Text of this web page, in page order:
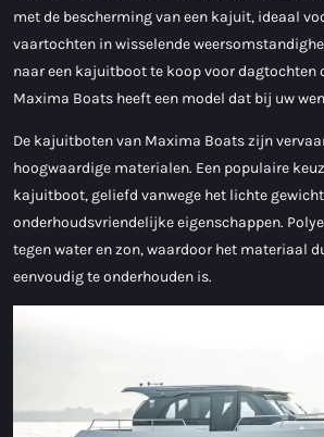
met de bescherming van een kajuit, ideaal
vaartochten in wisselende
naar een kajuitboot te koop voor dagtochten
Maxima Boats heeft een model dat bij uw
De kajuitboten van Maxima Boats zijn
hoogwaardige materialen. Een populaire
kajuitboot, geliefd vanwege het lichte
onderhoudsvriendelijke eigenschappen.
tegen water en zon, waardoor het materiaal
eenvoudig te onderhouden is.